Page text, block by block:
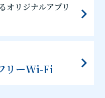
オリジナルアプリ
リーWi-Fi